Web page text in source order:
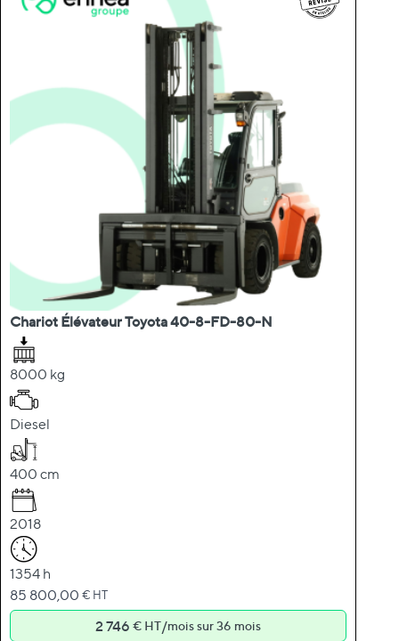
Chariot Élévateur Toyota 40-8-FD-80-N
8000 kg
Diesel
400 cm
2018
1354 h
85 800,00 € HT
2 746 € HT/mois sur 36 mois